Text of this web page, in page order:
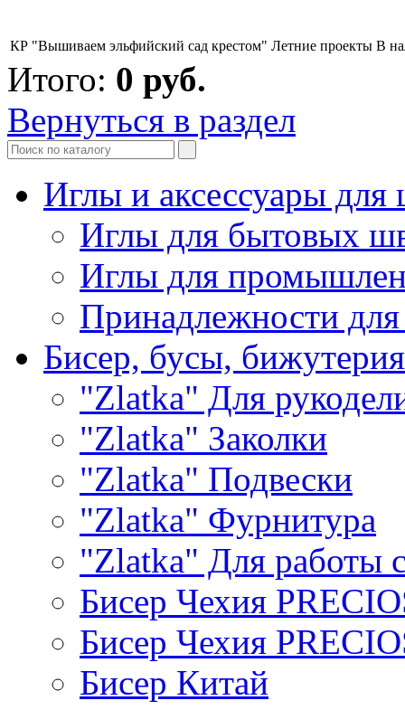
КР "Вышиваем эльфийский сад крестом" Летние проекты В
Итого: 0 руб.
Вернуться в раздел
Иглы и аксессуары
Иглы для бытовых
Иглы для
Принадлежности
Бисер, бусы, бижутерия
"Zlatka" Для
"Zlatka" Заколки
"Zlatka" Подвески
"Zlatka" Фурнитура
"Zlatka" Для работы
Бисер Чехия
Бисер Чехия
Бисер Китай